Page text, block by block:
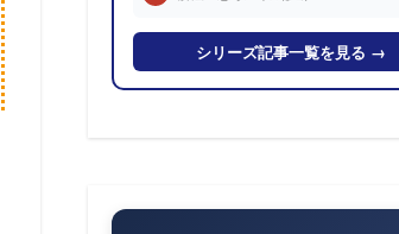
シリーズ記事一覧を見る →